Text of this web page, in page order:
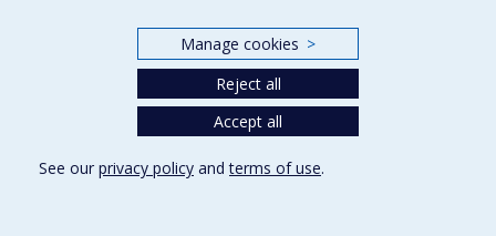
Donner à la Faculté de musiqueManage cookies >
Reject all
Accept all
See our privacy policy andterms of use.